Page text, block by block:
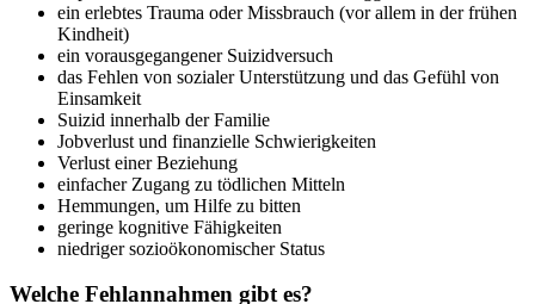
ein erlebtes Trauma oder Missbrauch (vor allem in der frühen
Kindheit)
ein vorausgegangener Suizidversuch
das Fehlen von sozialer Unterstützung und das Gefühl von
Einsamkeit
Suizid innerhalb der Familie
Jobverlust und finanzielle Schwierigkeiten
Verlust einer Beziehung
einfacher Zugang zu tödlichen Mitteln
Hemmungen, um Hilfe zu bitten
geringe kognitive Fähigkeiten
niedriger sozioökonomischer Status
Welche Fehlannahmen gibt es?